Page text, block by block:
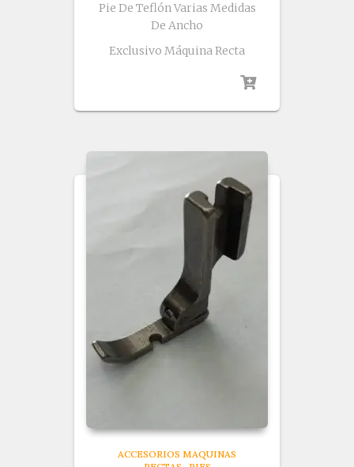
Pie De Teflón Varias Medidas
De Ancho
Exclusivo Máquina Recta
ACCESORIOS MAQUINAS